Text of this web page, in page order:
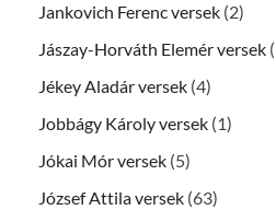
Jankovich Ferenc versek (2)
Jászay-Horváth Elemér versek
Jékey Aladár versek (4)
Jobbágy Károly versek (1)
Jókai Mór versek (5)
József Attila versek (63)